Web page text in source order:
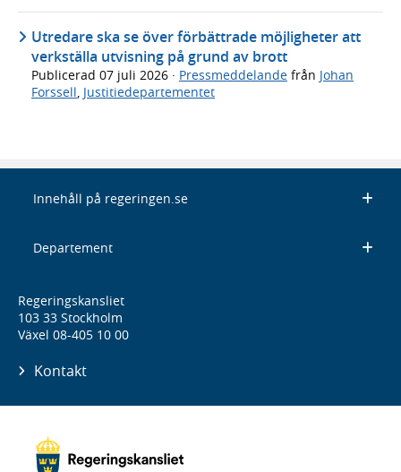
Utredare ska se över förbättrade möjligheter att
verkställa utvisning på grund av brott
Publicerad 07 juli 2026 · Pressmeddelande från Johan
Forssell Justitiedepartementet
Innehåll på regeringen.se
Departement
Regeringskansliet
103 33 Stockholm
Växel 08-405 10 00
Kontakt